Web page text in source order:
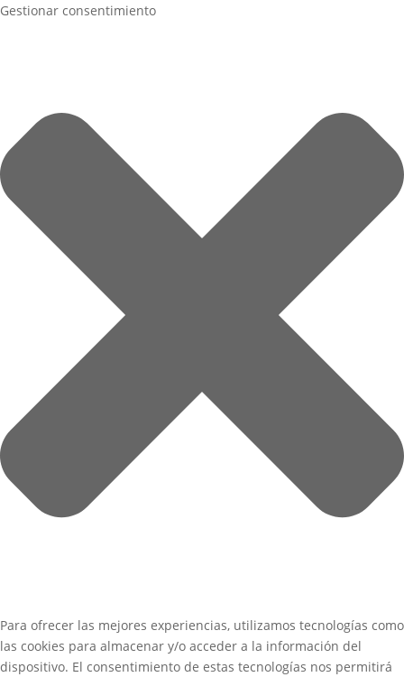
Gestionar consentimiento
Para ofrecer las mejores experiencias, utilizamos tecnologías como
las cookies para almacenar y/o acceder a la información del
dispositivo. El consentimiento de estas tecnologías nos permitirá